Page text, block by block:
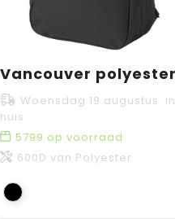
Woensdag 19 augustus in
huis
5799 op voorraad
600D van Polyester